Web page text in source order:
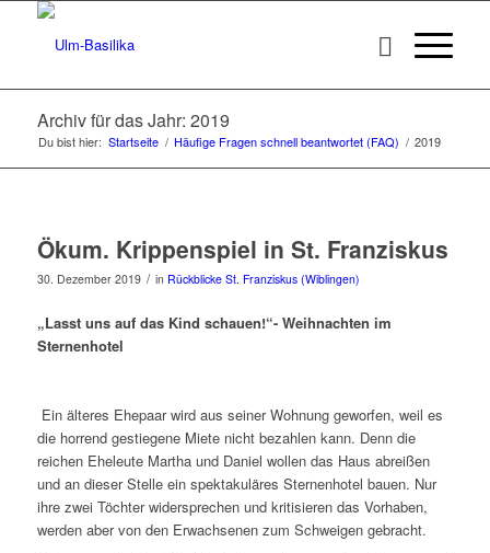
Archiv für das Jahr: 2019
Du bist hier: Startseite / Häufige Fragen schnell beantwortet (FAQ) / 2019
Ökum. Krippenspiel in St. Franziskus
30. Dezember 2019 / in Rückblicke St. Franziskus (Wiblingen)
„Lasst uns auf das Kind schauen!“- Weihnachten im
Sternenhotel
Ein älteres Ehepaar wird aus seiner Wohnung geworfen, weil es
die horrend gestiegene Miete nicht bezahlen kann. Denn die
reichen Eheleute Martha und Daniel wollen das Haus abreißen
und an dieser Stelle ein spektakuläres Sternenhotel bauen. Nur
ihre zwei Töchter widersprechen und kritisieren das Vorhaben,
werden aber von den Erwachsenen zum Schweigen gebracht.